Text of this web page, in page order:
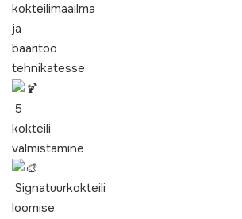
kokteilimaailma
ja
baaritöö
tehnikatesse
5
kokteili
valmistamine
Signatuurkokteili
loomise